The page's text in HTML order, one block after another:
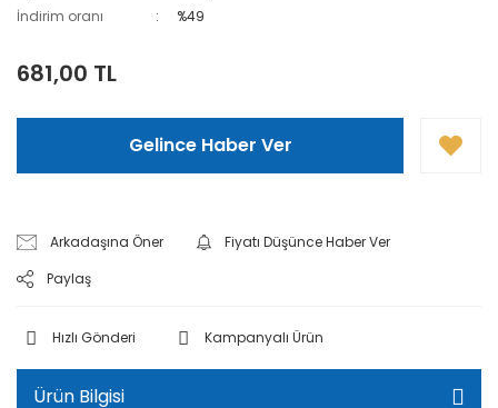
İndirim oranı
%49
681,00 TL
Gelince Haber Ver
Arkadaşına Öner
Fiyatı Düşünce Haber Ver
Paylaş
Hızlı Gönderi Kampanyalı Ürün
Ürün Bilgisi